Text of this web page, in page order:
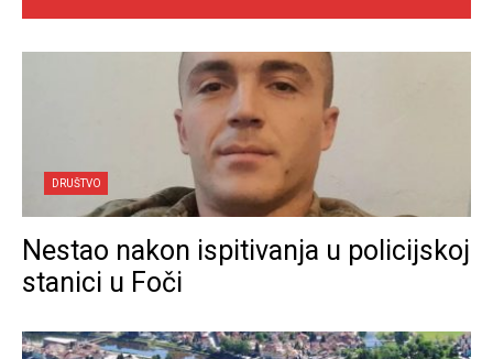
DRUŠTVO
Nestao nakon ispitivanja u policijskoj
stanici u Foči